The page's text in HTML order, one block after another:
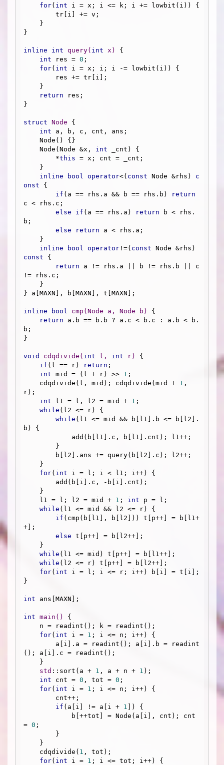
for( int i = x; i <= k; i += lowbit(i)) {
}
inline int query( int x)
{
int res = 0 ;
for( int i = x; i; i -= lowbit(i)) {
return res;
}
struct Node {
int a, b, c, cnt, ans;
    Node(Node &x,
int _cnt) {
        *
this = x; cnt = _cnt;
inline
bool operator<( const Node &rhs) c
onst {
if (a == rhs.a && b == rhs.b)
return
c < rhs.c;
else
if (a == rhs.a) return b < rhs.
b;
else
return a < rhs.a;
inline
bool operator !=( const
const {
return a != rhs.a || b != rhs.b || c
!= rhs.c;
} a[MAXN], b[MAXN], t[MAXN];
inline bool cmp (Node a, Node b)
{
return a.b == b.b ? a.c < b.c : a.b < b.
b;
}
void cdqdivide ( int l, int r)
{
if (l == r) return ;
int mid = (l + r) >> 1 ;
    cdqdivide(l, mid); cdqdivide(mid +
1 ,
r);
int l1 = l, l2 = mid + 1 ;
while (l2 <= r) {
while (l1 <= mid && b[l1].b <= b[l2].
b) {
for( int i = l; i < l1; i++) {
    l1 = l; l2 = mid +
1 ; int p = l;
while (l1 <= mid && l2 <= r) {
if (cmp(b[l1], b[l2])) t[p++] = b[l1+
+];
else t[p++] = b[l2++];
while (l1 <= mid) t[p++] = b[l1++];
while (l2 <= r) t[p++] = b[l2++];
for( int i = l; i <= r; i++) b[i] = t[i];
}
int ans[MAXN];
int main ()
{
for( int i = 1 ; i <= n; i++) {
(); a[i].c = readint();
std ::sort(a + 1 , a + n + 1 );
int cnt = 0 , tot = 0 ;
for( int i = 1 ; i <= n; i++) {
if (a[i] != a[i + 1 ]) {
= 0 ;
    cdqdivide(
1 , tot);
for( int i = 1 ; i <= tot; i++) {